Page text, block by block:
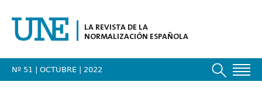
LA REVISTA DE LA
NORMALIZACIÓN ESPAÑOLA
Nº 51 | OCTUBRE | 2022